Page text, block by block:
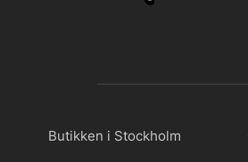
Butikken i Stockholm